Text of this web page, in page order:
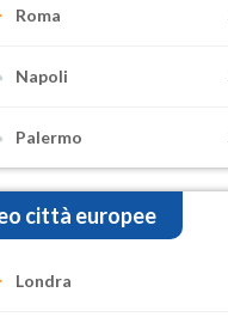
Roma
Napoli
Palermo
città europee
Londra